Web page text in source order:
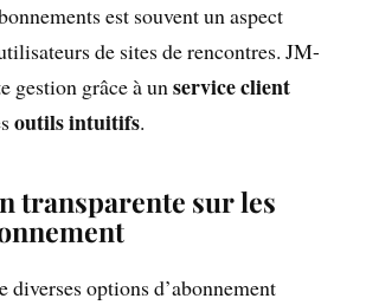
est souvent un aspect
de sites de rencontres. JM-
gestion grâce à unservice client
outils intuitifs.
transparente sur les
diverses options d’abonnement